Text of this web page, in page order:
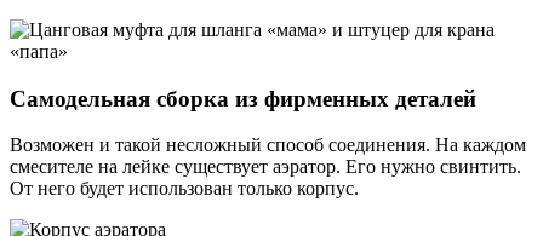
Самодельная сборка из фирменных деталей
Возможен и такой несложный способ соединения. На каждом
смесителе на лейке существует аэратор. Его нужно свинтить.
От него будет использован только корпус.